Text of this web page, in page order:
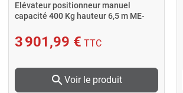
Elévateur positionneur manuel
capacité 400 Kg hauteur 6,5 m ME-
3 901,99 € TTC
searchVoir le produit